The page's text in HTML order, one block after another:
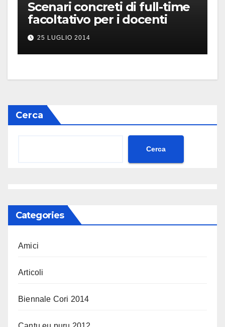
Scenari concreti di full-time
facoltativo per i docenti
25 LUGLIO 2014
Cerca
Cerca
Categories
Amici
Articoli
Biennale Cori 2014